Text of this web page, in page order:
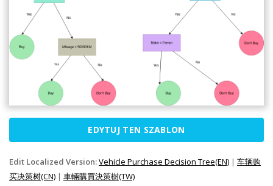
EDYTUJ TEN SZABLON
Edit Localized Version:Vehicle Purchase Decision Tree(EN) | 车辆购
买决策树(CN) | 車輛購買決策樹(TW)